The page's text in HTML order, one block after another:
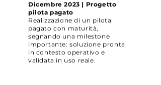
Dicembre 2023 | Progetto
pilota pagato
Realizzazione di un pilota
pagato con maturità,
segnando una milestone
importante: soluzione pronta
in contesto operativo e
validata in uso reale.